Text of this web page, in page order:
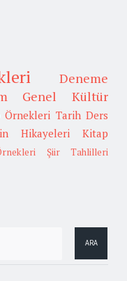
Deneme
Genel Kültür
Örnekleri Tarih Ders
Hikayeleri
Kitap
Şiir Tahlilleri